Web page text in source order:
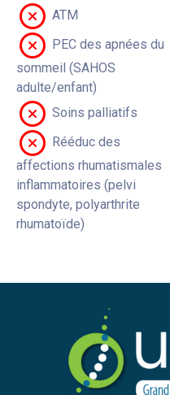
ATM
PEC des apnées du
sommeil (SAHOS
adulte/enfant)
Soins palliatifs
Rééduc des
affections rhumatismales
inflammatoires (pelvi
spondyte, polyarthrite
rhumatoïde)